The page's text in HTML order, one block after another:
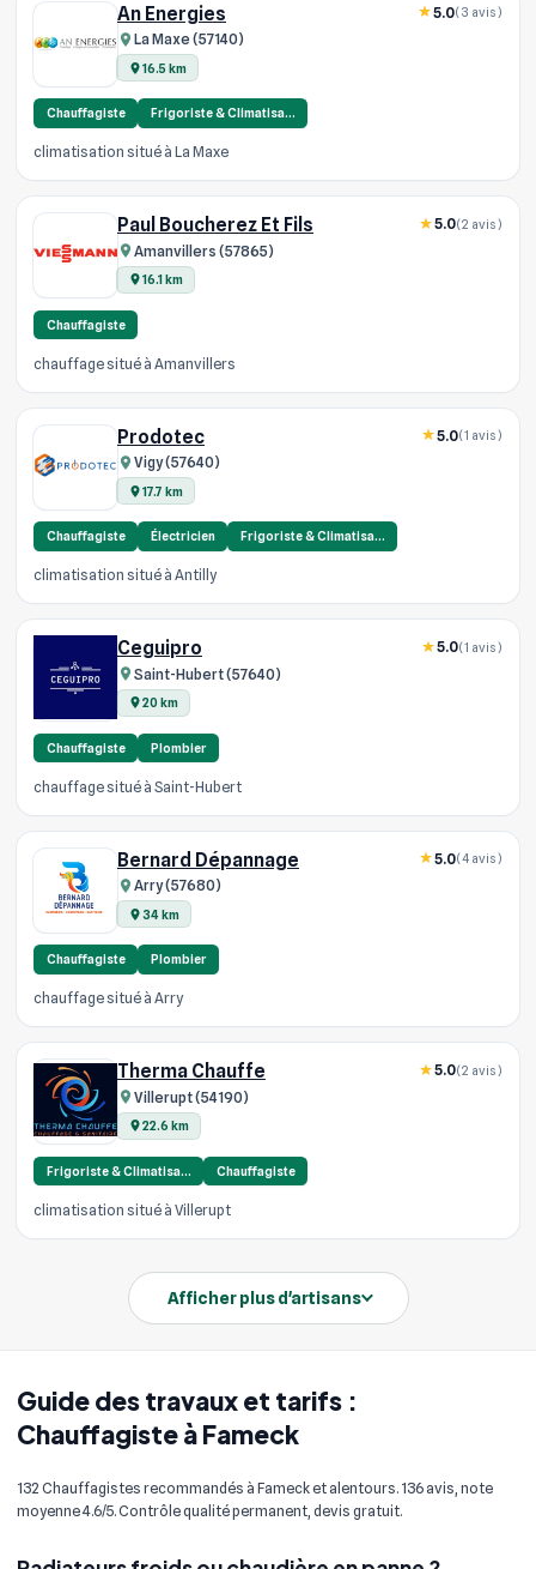
Guide des travaux et tarifs :
Chauffagiste à Fameck
132 Chauffagistes recommandés à Fameck et alentours. 136 avis, note
moyenne 4.6/5. Contrôle qualité permanent, devis gratuit.
An Energies
La Maxe (57140)
16.5 km
5.0(3 avis)
Chauffagiste Frigoriste & Climatisa…
climatisation situé à La Maxe
Paul Boucherez Et Fils
Amanvillers (57865)
16.1 km
5.0(2 avis)
Chauffagiste
chauffage situé à Amanvillers
Prodotec
Vigy (57640)
17.7 km
5.0(1 avis)
Chauffagiste Électricien Frigoriste & Climatisa…
climatisation situé à Antilly
Ceguipro
Saint-Hubert (57640)
20 km
5.0(1 avis)
Chauffagiste Plombier
chauffage situé à Saint-Hubert
Bernard Dépannage
Arry (57680)
34 km
5.0(4 avis)
Chauffagiste Plombier
chauffage situé à Arry
Therma Chauffe
Villerupt (54190)
22.6 km
5.0(2 avis)
Frigoriste & Climatisa… Chauffagiste
climatisation situé à Villerupt
Afficher plus d'artisans